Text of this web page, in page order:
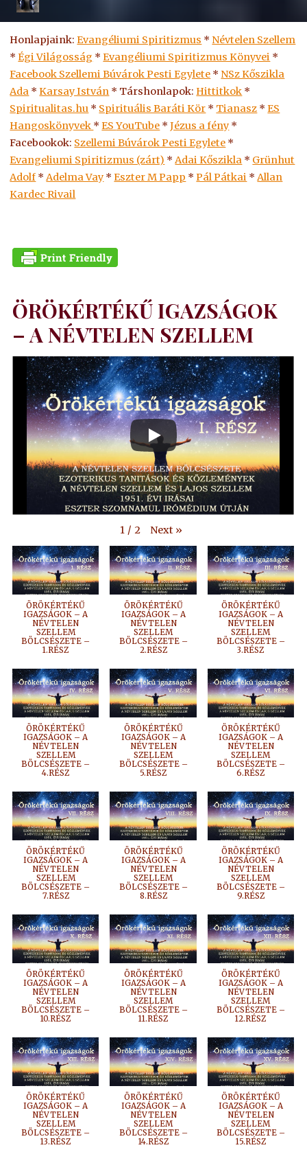
Honlapjaink:Evangéliumi Spiritizmus * Névtelen Szellem
*Égi Világosság *Evangéliumi Spiritizmus Könyvei *
Facebook Szellemi Búvárok Pesti Egylete * NSz Kőszikla
Ada *Karsay István * Társhonlapok:Hittitkok *
Spiritualitas.hu * Spirituális Baráti Kör * Tianasz *ES
Hangoskönyvek *ESYouTube *Jézus a fény *
Facebookok: Szellemi Búvárok Pesti Egylete *
Evangeliumi Spiritizmus (zárt) *Adai Kőszikla * Grünhut
Adolf *Adelma Vay *Eszter M Papp *Pál Pátkai *Allan
Kardec Rivail
ÖRÖKÉRTÉKŰ IGAZSÁGOK
– A NÉVTELEN SZELLEM
1 / 2 Next »
ÖRÖKÉRTÉKŰ
IGAZSÁGOK – A
NÉVTELEN
SZELLEM
BÖLCSÉSZETE –
1.RÉSZ
ÖRÖKÉRTÉKŰ
IGAZSÁGOK – A
NÉVTELEN
SZELLEM
BÖLCSÉSZETE –
2.RÉSZ
ÖRÖKÉRTÉKŰ
IGAZSÁGOK – A
NÉVTELEN
SZELLEM
BÖLCSÉSZETE –
3.RÉSZ
ÖRÖKÉRTÉKŰ
IGAZSÁGOK – A
NÉVTELEN
SZELLEM
BÖLCSÉSZETE –
4.RÉSZ
ÖRÖKÉRTÉKŰ
IGAZSÁGOK – A
NÉVTELEN
SZELLEM
BÖLCSÉSZETE –
5.RÉSZ
ÖRÖKÉRTÉKŰ
IGAZSÁGOK – A
NÉVTELEN
SZELLEM
BÖLCSÉSZETE –
6.RÉSZ
ÖRÖKÉRTÉKŰ
IGAZSÁGOK – A
NÉVTELEN
SZELLEM
BÖLCSÉSZETE –
7.RÉSZ
ÖRÖKÉRTÉKŰ
IGAZSÁGOK – A
NÉVTELEN
SZELLEM
BÖLCSÉSZETE –
8.RÉSZ
ÖRÖKÉRTÉKŰ
IGAZSÁGOK – A
NÉVTELEN
SZELLEM
BÖLCSÉSZETE –
9.RÉSZ
ÖRÖKÉRTÉKŰ
IGAZSÁGOK – A
NÉVTELEN
SZELLEM
BÖLCSÉSZETE –
10.RÉSZ
ÖRÖKÉRTÉKŰ
IGAZSÁGOK – A
NÉVTELEN
SZELLEM
BÖLCSÉSZETE –
11.RÉSZ
ÖRÖKÉRTÉKŰ
IGAZSÁGOK – A
NÉVTELEN
SZELLEM
BÖLCSÉSZETE –
12.RÉSZ
ÖRÖKÉRTÉKŰ
IGAZSÁGOK – A
NÉVTELEN
SZELLEM
BÖLCSÉSZETE –
13.RÉSZ
ÖRÖKÉRTÉKŰ
IGAZSÁGOK – A
NÉVTELEN
SZELLEM
BÖLCSÉSZETE –
14.RÉSZ
ÖRÖKÉRTÉKŰ
IGAZSÁGOK – A
NÉVTELEN
SZELLEM
BÖLCSÉSZETE –
15.RÉSZ